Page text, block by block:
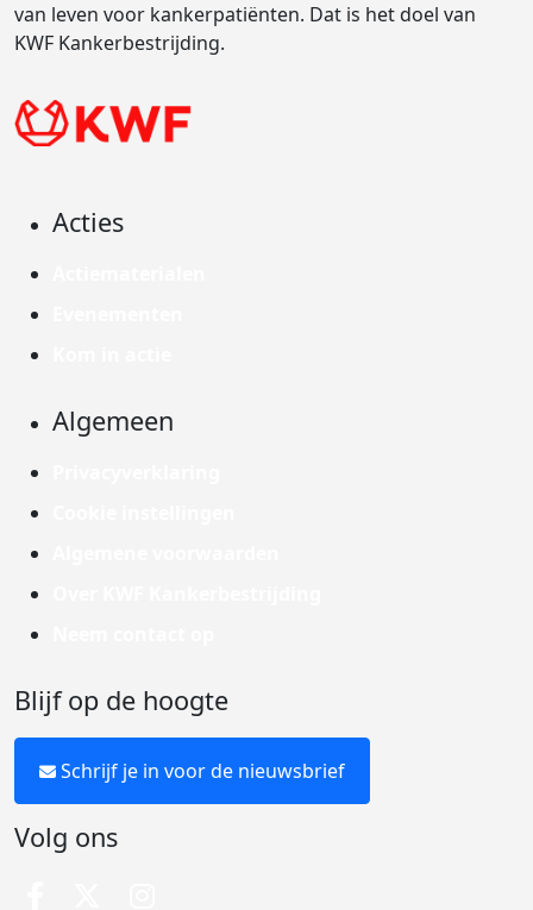
van leven voor kankerpatiënten. Dat is het doel van
KWF Kankerbestrijding.
Acties
Algemeen
Blijf op de hoogte
Schrijf je in voor de nieuwsbrief
Volg ons